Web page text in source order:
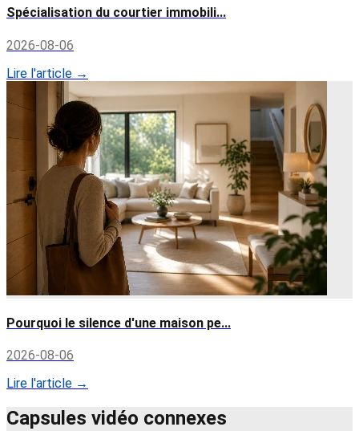
Spécialisation du courtier immobili...
2026-08-06
Lire l'article →
Pourquoi le silence d'une maison pe...
2026-08-06
Lire l'article →
Capsules vidéo connexes